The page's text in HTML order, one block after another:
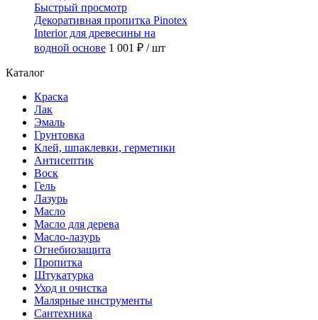
Быстрый просмотр
Декоративная пропитка Pinotex
Interior для древесины на
водной основе 1 001 ₽ / шт
Каталог
Краска
Лак
Эмаль
Грунтовка
Клей, шпаклевки, герметики
Антисептик
Воск
Гель
Лазурь
Масло
Масло для дерева
Масло-лазурь
Огнебиозащита
Пропитка
Штукатурка
Уход и очистка
Малярные инструменты
Сантехника